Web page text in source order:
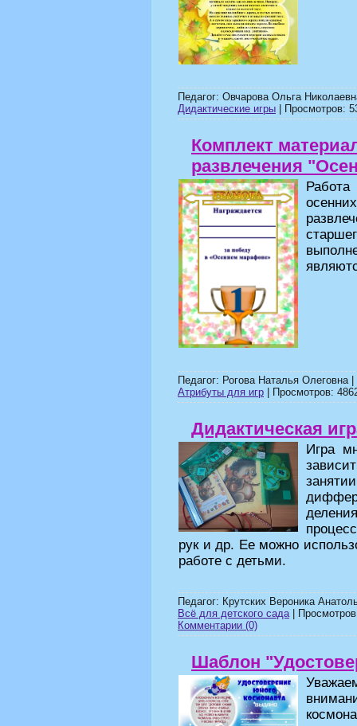
Педагог: Овчарова Ольга
Дидактические игры | Просмотров:
Комплект
развлечения
Педагог: Рогова Наталья Олеговна
Атрибуты для игр | Просмотров:
Дидактическая
Игра
рук и др. Ее можно
работе с детьми.
Педагог: Крутских Вероника
Всё для детского сада|
Комментарии (0)
Шаблон